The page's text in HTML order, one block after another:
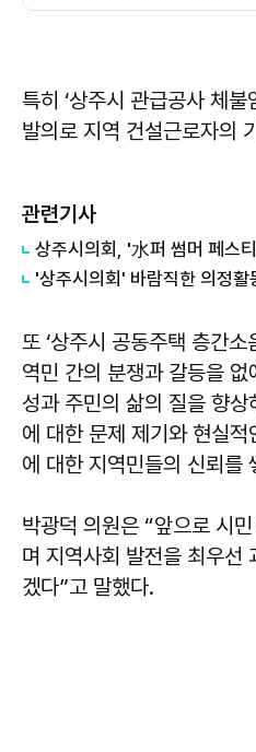
특히 ‘상주시 관급공사 체
발의로 지역 건설근로자의
관련기사
상주시의회, '水퍼 썸머 페스
'상주시의회' 바람직한 의정
또 ‘상주시 공동주택 층간소
역민 간의 분쟁과 갈등을
성과 주민의 삶의 질을 향
에 대한 문제 제기와 현실
에 대한 지역민들의 신뢰를
박광덕 의원은 “앞으로 시
며 지역사회 발전을 최우선
겠다”고 말했다.